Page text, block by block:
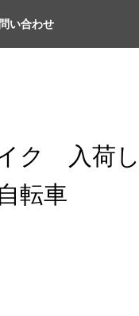
い合わせ
ク 入荷
転車